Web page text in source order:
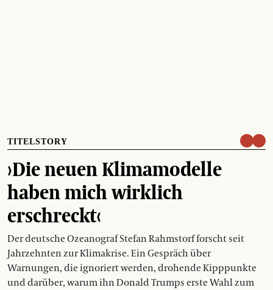
TITELSTORY
›Die neuen Klimamodelle
haben mich wirklich
erschreckt‹
Der deutsche Ozeanograf Stefan Rahmstorf forscht seit
Jahrzehnten zur Klimakrise. Ein Gespräch über
Warnungen, die ignoriert werden, drohende Kipppunkte
und darüber, warum ihn Donald Trumps erste Wahl zum